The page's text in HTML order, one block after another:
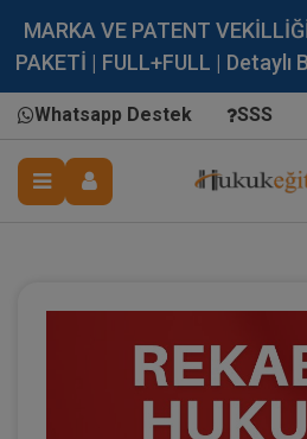
MARKA VE PATENT
PAKETİ | FULL+FULL | Detaylı
Whatsapp Destek SSS